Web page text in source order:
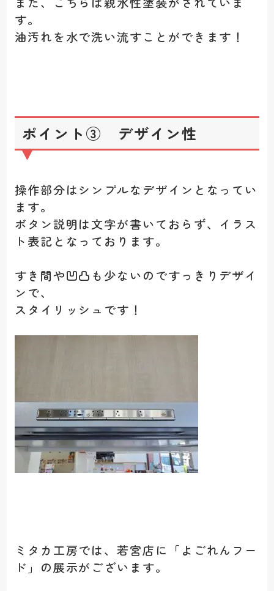
す。
油汚れを水で洗い流すことができます！
ポイント③ デザイン性
操作部分はシンプルなデザインとなってい
ます。
ボタン説明は文字が書いておらず、イラス
ト表記となっております。
すき間や凹凸も少ないのですっきりデザイ
ンで、
スタイリッシュです！
ミタカ工房では、若宮店に「よごれんフー
ド」の展示がございます。